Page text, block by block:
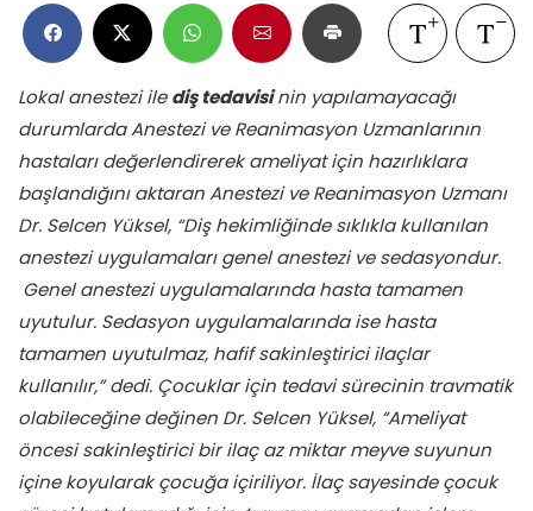
Lokal anestezi ilediş tedavisinin yapılamayacağı
durumlarda Anestezi ve Reanimasyon Uzmanlarının
hastaları değerlendirerek ameliyat için hazırlıklara
başlandığını aktaran Anestezi ve Reanimasyon Uzmanı
Dr. Selcen Yüksel, “Diş hekimliğinde sıklıkla kullanılan
anestezi uygulamaları genel anestezi ve sedasyondur.
Genel anestezi uygulamalarında hasta tamamen
uyutulur. Sedasyon uygulamalarında ise hasta
tamamen uyutulmaz, hafif sakinleştirici ilaçlar
kullanılır,” dedi. Çocuklar için tedavi sürecinin travmatik
olabileceğine değinen Dr. Selcen Yüksel, “Ameliyat
öncesi sakinleştirici bir ilaç az miktar meyve suyunun
içine koyularak çocuğa içiriliyor. İlaç sayesinde çocuk